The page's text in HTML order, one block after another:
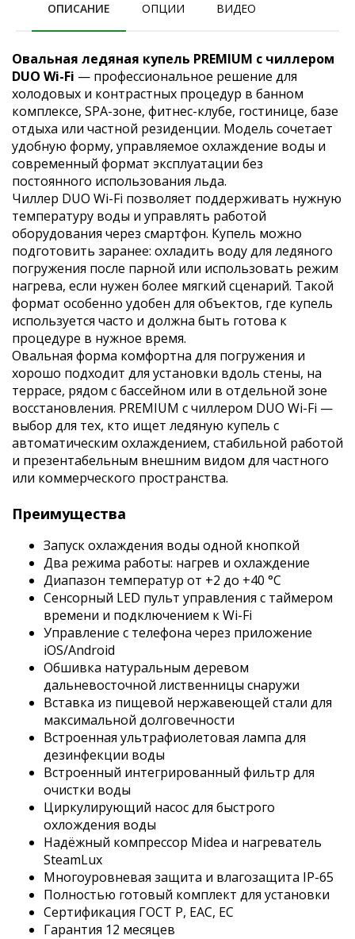
ОПИСАНИЕ ОПЦИИ ВИДЕО
Овальная ледяная купель PREMIUM с чиллером
DUO Wi-Fi — профессиональное решение для
холодовых и контрастных процедур в банном
комплексе, SPA-зоне, фитнес-клубе, гостинице, базе
отдыха или частной резиденции. Модель сочетает
удобную форму, управляемое охлаждение воды и
современный формат эксплуатации без
постоянного использования льда.
Чиллер DUO Wi-Fi позволяет поддерживать нужную
температуру воды и управлять работой
оборудования через смартфон. Купель можно
подготовить заранее: охладить воду для ледяного
погружения после парной или использовать режим
нагрева, если нужен более мягкий сценарий. Такой
формат особенно удобен для объектов, где купель
используется часто и должна быть готова к
процедуре в нужное время.
Овальная форма комфортна для погружения и
хорошо подходит для установки вдоль стены, на
террасе, рядом с бассейном или в отдельной зоне
восстановления. PREMIUM с чиллером DUO Wi-Fi —
выбор для тех, кто ищет ледяную купель с
автоматическим охлаждением, стабильной работой
и презентабельным внешним видом для частного
или коммерческого пространства.
Преимущества
Запуск охлаждения воды одной кнопкой
Два режима работы: нагрев и охлаждение
Диапазон температур от +2 до +40 °C
Сенсорный LED пульт управления с таймером
времени и подключением к Wi-Fi
Управление с телефона через приложение
iOS/Android
Обшивка натуральным деревом
дальневосточной лиственницы снаружи
Вставка из пищевой нержавеющей стали для
максимальной долговечности
Встроенная ультрафиолетовая лампа для
дезинфекции воды
Встроенный интегрированный фильтр для
очистки воды
Циркулирующий насос для быстрого
охлождения воды
Надёжный компрессор Midea и нагреватель
SteamLux
Многоуровневая защита и влагозащита IP-65
Полностью готовый комплект для установки
Сертификация ГОСТ Р, EAC, EC
Гарантия 12 месяцев